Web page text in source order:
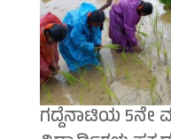
ಗದ್ದೆನಾಟಿಯ 5ನೇ